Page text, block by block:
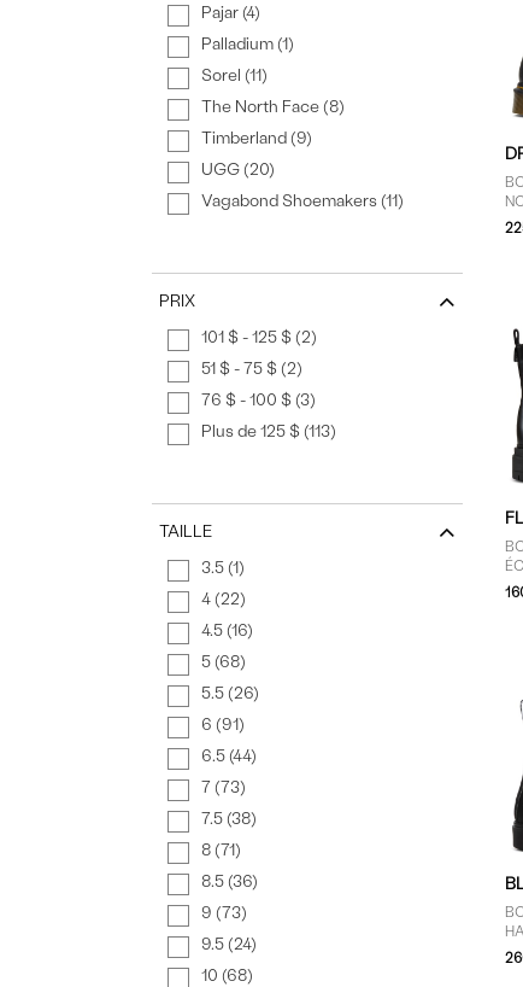
Pajar (4)
Palladium (1)
Sorel (11)
The North Face (8)
Timberland (9)
UGG (20)
Vagabond Shoemakers (11)
PRIX
101 $ - 125 $ (2)
51 $ - 75 $ (2)
76 $ - 100 $ (3)
Plus de 125 $ (113)
TAILLE
3.5 (1)
4 (22)
4.5 (16)
5 (68)
5.5 (26)
6 (91)
6.5 (44)
7 (73)
7.5 (38)
8 (71)
8.5 (36)
9 (73)
9.5 (24)
10 (68)